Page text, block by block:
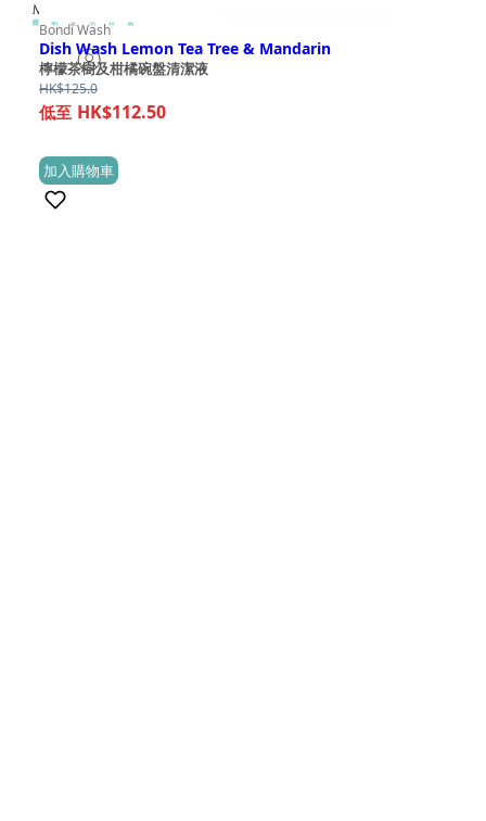
Bondi Wash
Dish Wash Lemon Tea Tree & Mandarin
檸檬茶樹及柑橘碗盤清潔液
HK$125.0
HK$112.50
(0)
加入購物車